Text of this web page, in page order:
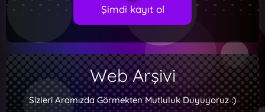
Şimdi kayıt ol
Web Arşivi
Sizleri Aramızda Görmekten Mutluluk Duyuyoruz :)